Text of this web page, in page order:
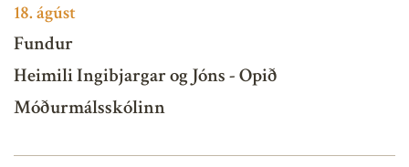
18.ágúst
Fundur
Heimili Ingibjargar og Jóns - Opið
Móðurmálsskólinn